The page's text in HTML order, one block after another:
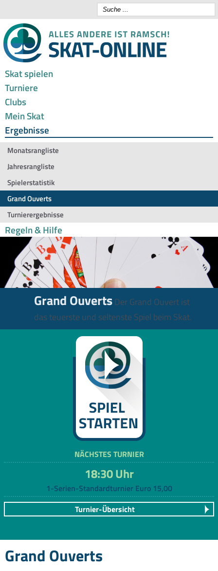
Skat spielen
Turniere
Clubs
Mein Skat
Ergebnisse
Monatsrangliste
Jahresrangliste
Spielerstatistik
Grand Ouverts
Turnierergebnisse
Regeln & Hilfe
Grand OuvertsDer Grand Ouvert ist
das teuerste und seltenste Spiel beim Skat.
NÄCHSTES TURNIER
18:30 Uhr
1-Serien-Standardturnier Euro 15,00
Turnier-Übersicht
Grand Ouverts